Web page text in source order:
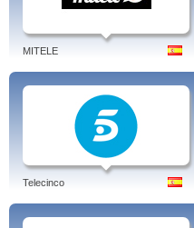
MITELE
Telecinco